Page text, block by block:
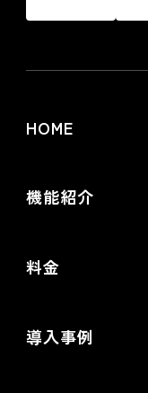
HOME
機能紹介
オムニチャネル
料金
導入事例